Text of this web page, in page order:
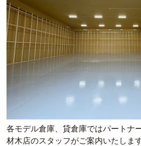
各モデル倉庫、貸倉庫ではパートナ
材木店のスタッフがご案内いたします